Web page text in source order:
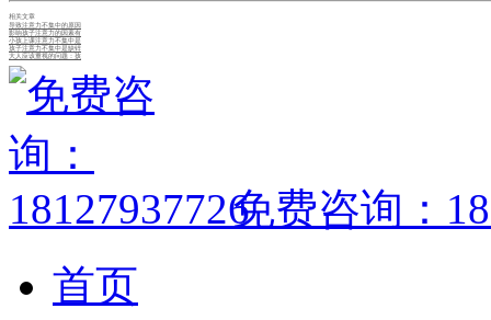
相关文章
导致注意力不集中的原因
影响孩子注意力的因素有
小孩上课注意力不集中是
孩子注意力不集中是缺锌
大人应该重视的问题：孩
免费咨询：
首页